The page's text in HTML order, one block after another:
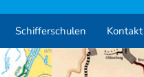
Schifferschulen Kontakt